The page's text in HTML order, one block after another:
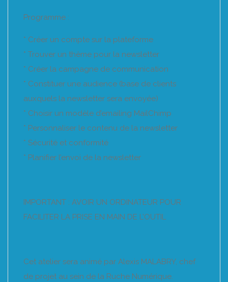
Programme :
* Créer un compte sur la plateforme
* Trouver un thème pour la newsletter
* Créer la campagne de communication
* Constituer une audience (base de clients
auxquels la newsletter sera envoyée)
* Choisir un modèle d’emailing MailChimp
* Personnaliser le contenu de la newsletter
* Sécurité et conformité
* Planifier l’envoi de la newsletter
IMPORTANT : AVOIR UN ORDINATEUR POUR
FACILITER LA PRISE EN MAIN DE L’OUTIL
Cet atelier sera animé par Alexis MALABRY, chef
de projet au sein de la Ruche Numérique.